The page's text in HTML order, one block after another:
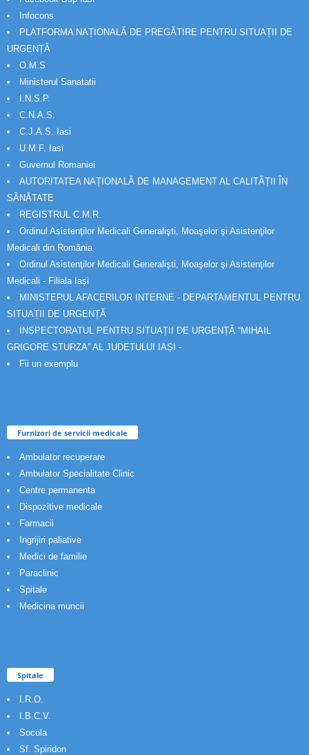
Infocons
PLATFORMA NAȚIONALĂ DE PREGĂTIRE PENTRU SITUAȚII DE
URGENȚĂ
O.M.S
Ministerul Sanatatii
I.N.S.P.
C.N.A.S.
C.J.A.S. Iasi
U.M.F. Iasi
Guvernul Romaniei
AUTORITATEA NAȚIONALĂ DE MANAGEMENT AL CALITĂȚII ÎN
SĂNĂTATE
REGISTRUL C.M.R.
Ordinul Asistenţilor Medicali Generalişti, Moaşelor şi Asistenţilor
Medicali din România
Ordinul Asistenţilor Medicali Generalişti, Moaşelor şi Asistenţilor
Medicali - Filiala Iași
MINISTERUL AFACERILOR INTERNE - DEPARTAMENTUL PENTRU
SITUAȚII DE URGENȚĂ
INSPECTORATUL PENTRU SITUAȚII DE URGENȚĂ “MIHAIL
GRIGORE STURZA” AL JUDETULUI IAȘI -
Fii un exemplu
Furnizori de servicii medicale
Ambulator recuperare
Ambulator Specialitate Clinic
Centre permanenta
Dispozitive medicale
Farmacii
Ingrijiri paliative
Medici de familie
Paraclinic
Spitale
Medicina muncii
Spitale
I.R.O.
I.B.C.V.
Socola
Sf. Spiridon